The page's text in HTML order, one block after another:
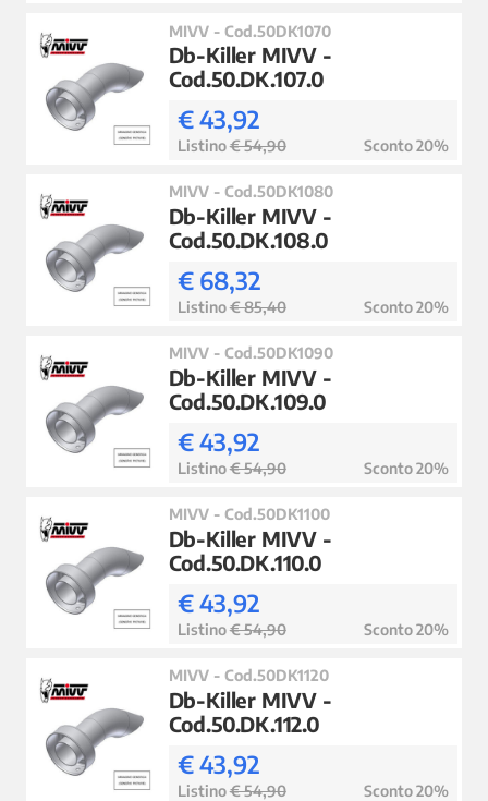
MIVV - Cod.50DK1070
Db-Killer MIVV -
Cod.50.DK.107.0
€ 43,92
Listino€ 54,90 Sconto 20%
MIVV - Cod.50DK1080
Db-Killer MIVV -
Cod.50.DK.108.0
€ 68,32
Listino€ 85,40 Sconto 20%
MIVV - Cod.50DK1090
Db-Killer MIVV -
Cod.50.DK.109.0
€ 43,92
Listino€ 54,90 Sconto 20%
MIVV - Cod.50DK1100
Db-Killer MIVV -
Cod.50.DK.110.0
€ 43,92
Listino€ 54,90 Sconto 20%
MIVV - Cod.50DK1120
Db-Killer MIVV -
Cod.50.DK.112.0
€ 43,92
Listino€ 54,90 Sconto 20%